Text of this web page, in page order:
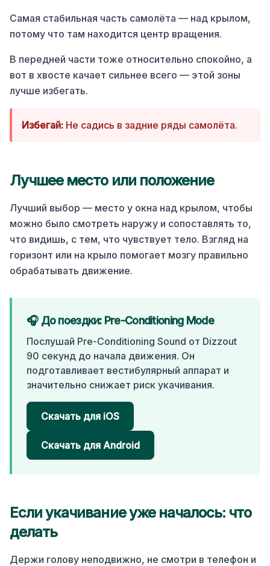
Самая стабильная часть самолёта — над крылом,
потому что там находится центр вращения.
В передней части тоже относительно спокойно, а
вот в хвосте качает сильнее всего — этой зоны
лучше избегать.
Избегай: Не садись в задние ряды самолёта.
Лучшее место или положение
Лучший выбор — место у окна над крылом, чтобы
можно было смотреть наружу и сопоставлять то,
что видишь, с тем, что чувствует тело. Взгляд на
горизонт или на крыло помогает мозгу правильно
обрабатывать движение.
🎧 До поездки: Pre-Conditioning Mode
Послушай Pre-Conditioning Sound от Dizzout
90 секунд до начала движения. Он
подготавливает вестибулярный аппарат и
значительно снижает риск укачивания.
Скачать для iOS
Скачать для Android
Если укачивание уже началось: что
делать
Держи голову неподвижно, не смотри в телефон и